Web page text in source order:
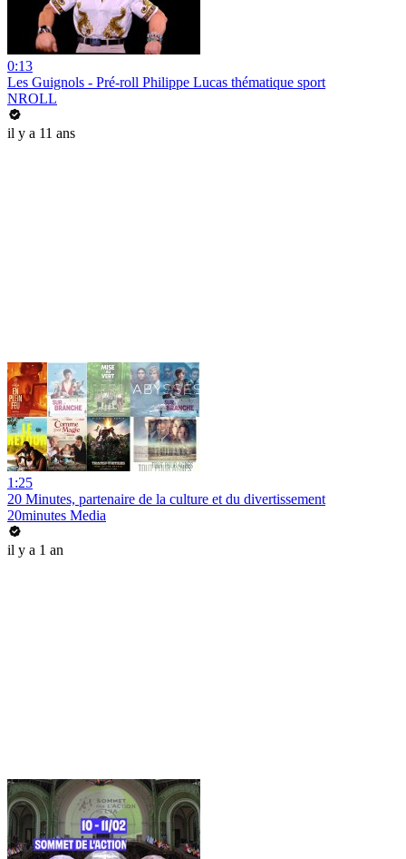
0:13
Les Guignols - Pré-roll Philippe Lucas thématique sport
NROLL
il y a 11 ans
1:25
20 Minutes, partenaire de la culture et du divertissement
20minutes Media
il y a 1 an